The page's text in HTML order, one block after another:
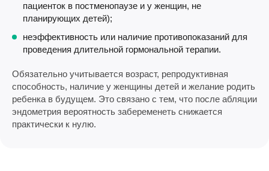
пациенток в постменопаузе и у женщин, не
планирующих детей);
неэффективность или наличие противопоказаний для
проведения длительной гормональной терапии.
Обязательно учитывается возраст, репродуктивная
способность, наличие у женщины детей и желание родить
ребенка в будущем. Это связано с тем, что после абляции
эндометрия вероятность забеременеть снижается
практически к нулю.